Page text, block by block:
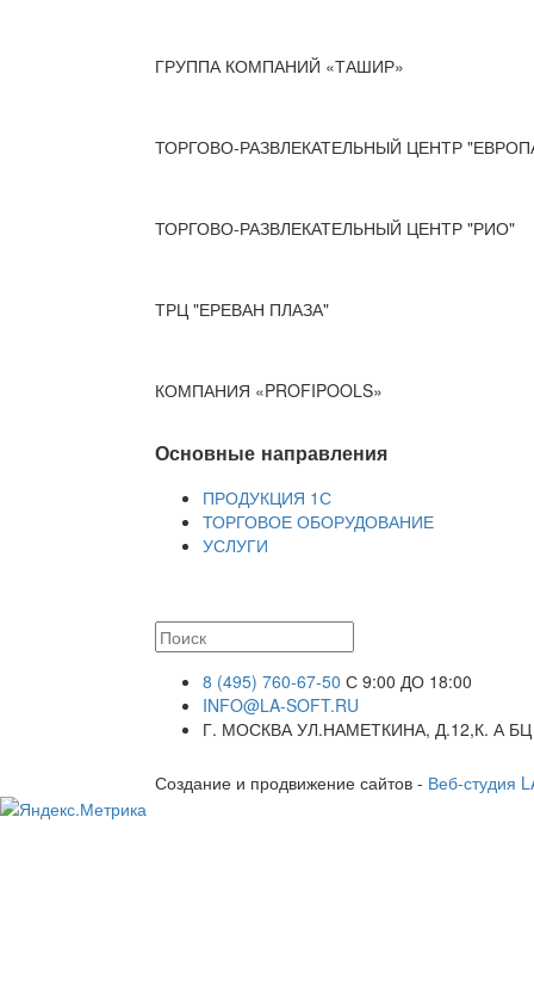
ГРУППА КОМПАНИЙ «ТАШИР»
ТОРГОВО-РАЗВЛЕКАТЕЛЬНЫЙ ЦЕНТР
ТОРГОВО-РАЗВЛЕКАТЕЛЬНЫЙ ЦЕНТР "РИО"
ТРЦ "ЕРЕВАН ПЛАЗА"
КОМПАНИЯ «PROFIPOOLS»
Основные направления
ПРОДУКЦИЯ 1С
ТОРГОВОЕ ОБОРУДОВАНИЕ
УСЛУГИ
8 (495) 760-67-50 С 9:00 ДО 18:00
INFO@LA-SOFT.RU
Г. МОСКВА УЛ.НАМЕТКИНА, Д.12,К. А
Создание и продвижение сайтов - Веб-студия